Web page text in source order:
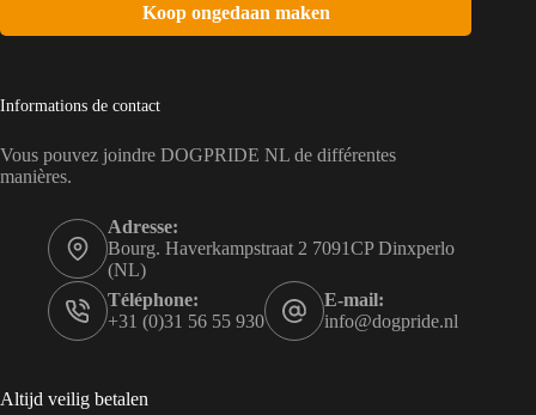
Koop ongedaan maken
Informations de contact
Vous pouvez joindre DOGPRIDE NL de différentes
manières.
Adresse:
Bourg. Haverkampstraat 2 7091CP Dinxperlo
(NL)
Téléphone:
+31 (0)31 56 55 930
E-mail:
info@dogpride.nl
Altijd veilig betalen